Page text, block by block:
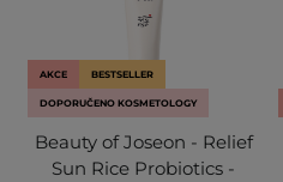
AKCE BESTSELLER
DOPORUČENO KOSMETOLOGY
Beauty of Joseon - Relief
Sun Rice Probiotics -